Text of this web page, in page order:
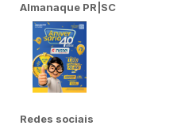
Almanaque PR|SC
Redes sociais